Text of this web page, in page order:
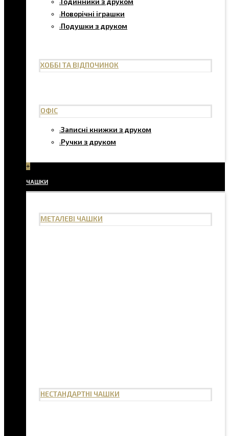
Новорічні іграшки
Подушки з друком
ХОББІ ТА ВІДПОЧИНОК
ОФІС
Записні книжки з друком
Ручки з друком
+
ЧАШКИ
МЕТАЛЕВІ ЧАШКИ
НЕСТАНДАРТНІ ЧАШКИ